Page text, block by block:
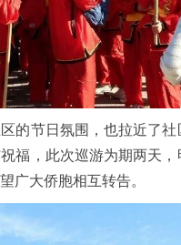
节日氛围，也拉近了社
福，此次巡游为期两天
广大侨胞相互转告。